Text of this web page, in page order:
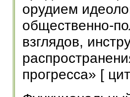
орудием
общественно-
взглядов,
прогресса» [